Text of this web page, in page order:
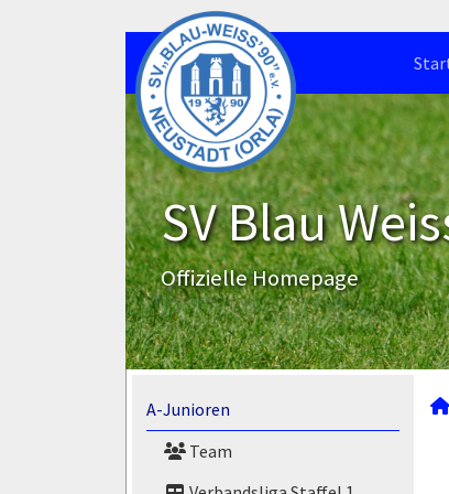
SV Blau
Offizielle Homepage
A-Junioren
Team